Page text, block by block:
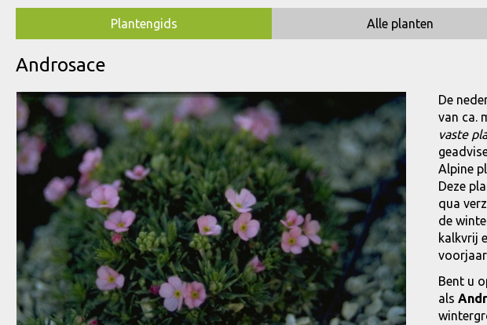
Plantengids Alle planten
Androsace
De
van ca.
vaste
Alpine
Deze
qua
de
kalkvrij
Bent u
als